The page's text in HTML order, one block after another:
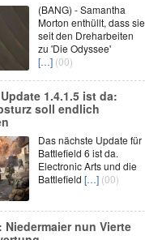
(BANG) - Samantha
Morton enthüllt, dass sie
seit den Dreharbeiten
zu 'Die Odyssee'
[…] (00)
1.4.1.5 ist da:
soll endlich
Das nächste Update für
Battlefield 6 ist da.
Electronic Arts und die
Battlefield […] (00)
Niedermaier nun Vierte